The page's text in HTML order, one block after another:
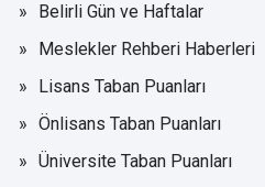
Belirli Gün ve Haftalar
Meslekler Rehberi Haberleri
Lisans Taban Puanları
Önlisans Taban Puanları
Üniversite Taban Puanları